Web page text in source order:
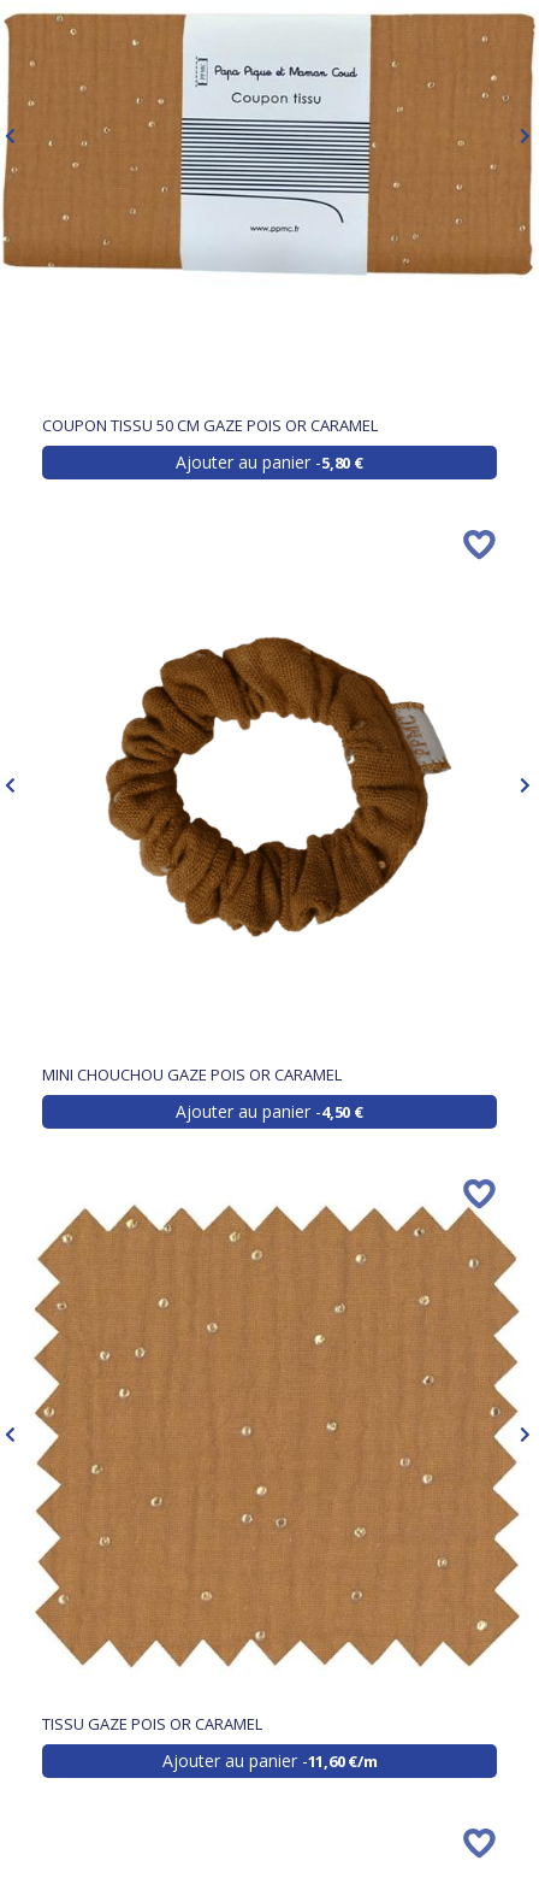
COUPON TISSU 50 CM GAZE POIS OR CARAMEL
Ajouter au panier 5,80 €
MINI CHOUCHOU GAZE POIS OR CARAMEL
Ajouter au panier 4,50 €
TISSU GAZE POIS OR CARAMEL
Ajouter au panier 11,60 €/m